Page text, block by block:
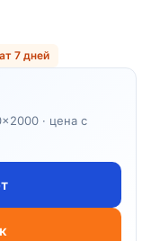
7 дней
· цена с